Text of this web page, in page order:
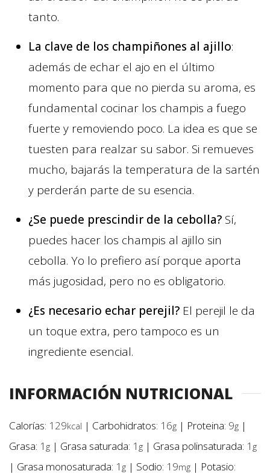
tanto.
La clave de los champiñones al ajillo:
además de echar el ajo en el último
momento para que no pierda su aroma, es
fundamental cocinar los champis a fuego
fuerte y removiendo poco. La idea es que se
tuesten para realzar su sabor. Si remueves
mucho, bajarás la temperatura de la sartén
y perderán parte de su esencia.
¿Se puede prescindir de la cebolla? Sí,
puedes hacer los champis al ajillo sin
cebolla. Yo lo prefiero así porque aporta
más jugosidad, pero no es obligatorio.
¿Es necesario echar perejil? El perejil le da
un toque extra, pero tampoco es un
ingrediente esencial.
INFORMACIÓN NUTRICIONAL
Calorías: 129kcal | Carbohidratos: 16g | Proteina: 9g |
Grasa: 1 g | Grasa saturada: 1 g | Grasa polinsaturada: 1 g
| Grasa monosaturada: 1 g | Sodio: 19mg | Potasio: